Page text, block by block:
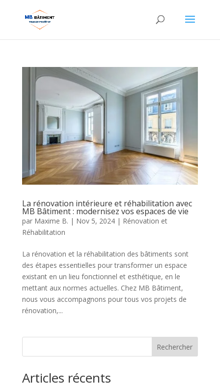
La rénovation intérieure et réhabilitation avec
MB Bâtiment : modernisez vos espaces de vie
par Maxime B. | Nov 5, 2024| Rénovation et
Réhabilitation
La rénovation et la réhabilitation des bâtiments sont
des étapes essentielles pour transformer un espace
existant en un lieu fonctionnel et esthétique, en le
mettant aux normes actuelles. Chez MB Bâtiment,
nous vous accompagnons pour tous vos projets de
rénovation,...
Rechercher
Articles récents